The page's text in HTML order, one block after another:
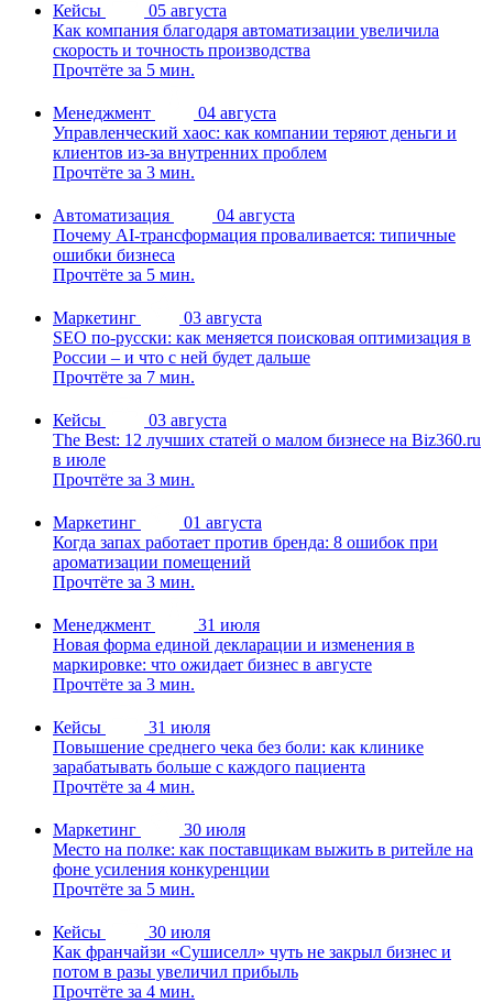
Кейсы
05 августа
Как компания благодаря автоматизации увеличила
скорость и точность производства
Прочтёте за 5 мин.
Менеджмент
04 августа
Управленческий хаос: как компании теряют деньги и
клиентов из-за внутренних проблем
Прочтёте за 3 мин.
Автоматизация
04 августа
Почему AI-трансформация проваливается: типичные
ошибки бизнеса
Прочтёте за 5 мин.
Маркетинг
03 августа
SEO по-русски: как меняется поисковая оптимизация в
России – и что с ней будет дальше
Прочтёте за 7 мин.
Кейсы
03 августа
The Best: 12 лучших статей о малом бизнесе на Biz360.ru
в июле
Прочтёте за 3 мин.
Маркетинг
01 августа
Когда запах работает против бренда: 8 ошибок при
ароматизации помещений
Прочтёте за 3 мин.
Менеджмент
31 июля
Новая форма единой декларации и изменения в
маркировке: что ожидает бизнес в августе
Прочтёте за 3 мин.
Кейсы
31 июля
Повышение среднего чека без боли: как клинике
зарабатывать больше с каждого пациента
Прочтёте за 4 мин.
Маркетинг
30 июля
Место на полке: как поставщикам выжить в ритейле на
фоне усиления конкуренции
Прочтёте за 5 мин.
Кейсы
30 июля
Как франчайзи «Сушиселл» чуть не закрыл бизнес и
потом в разы увеличил прибыль
Прочтёте за 4 мин.